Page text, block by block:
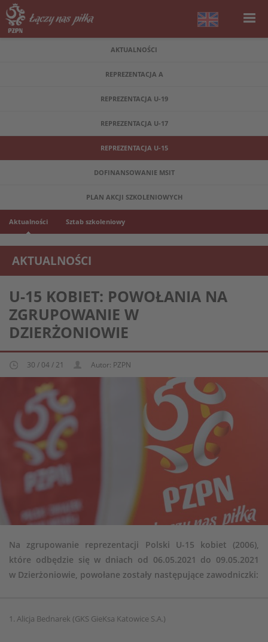
AKTUALNOŚCI
REPREZENTACJA A
REPREZENTACJA U-19
REPREZENTACJA U-17
REPREZENTACJA U-15
DOFINANSOWANIE MSIT
PLAN AKCJI SZKOLENIOWYCH
Aktualności Sztab szkoleniowy
AKTUALNOŚCI
REPREZENTACJA KOBIECA U-15
U-15 KOBIET: POWOŁANIA NA
ZGRUPOWANIE W
DZIERŻONIOWIE
30 / 04 / 21 Autor: PZPN
Na zgrupowanie reprezentacji Polski U-15 kobiet (2006),
które odbędzie się w dniach od 06.05.2021 do 09.05.2021
w Dzierżoniowie, powołane zostały następujące zawodniczki:
1. Alicja Bednarek (GKS GieKsa Katowice S.A.)